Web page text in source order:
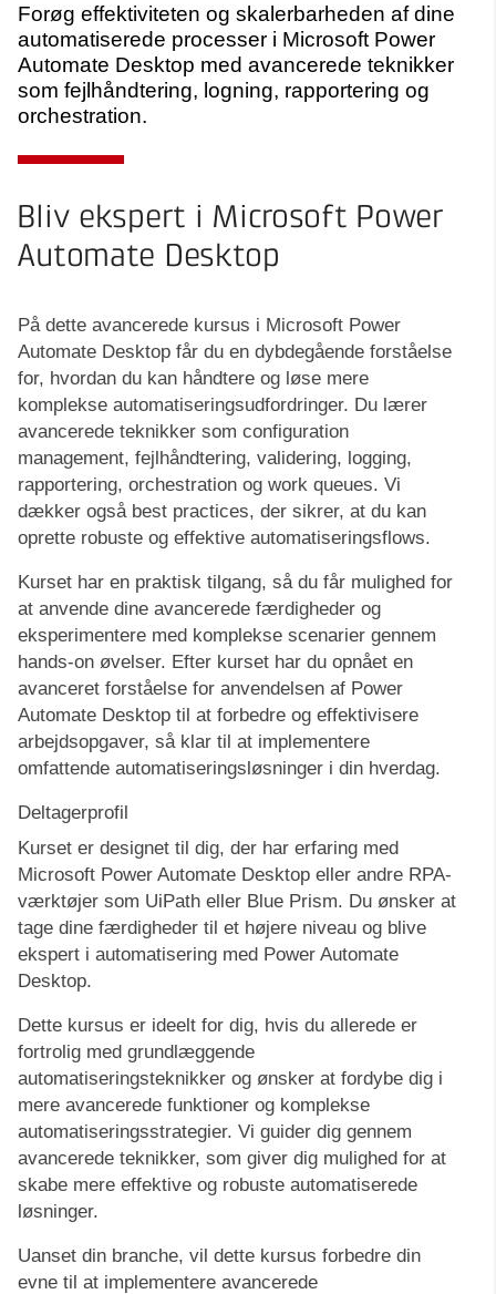
Forøg effektiviteten og skalerbarheden af dine
automatiserede processer i Microsoft Power
Automate Desktop med avancerede teknikker
som fejlhåndtering, logning, rapportering og
orchestration.
Bliv ekspert i Microsoft Power
Automate Desktop
På dette avancerede kursus i Microsoft Power
Automate Desktop får du en dybdegående forståelse
for, hvordan du kan håndtere og løse mere
komplekse automatiseringsudfordringer. Du lærer
avancerede teknikker som configuration
management, fejlhåndtering, validering, logging,
rapportering, orchestration og work queues. Vi
dækker også best practices, der sikrer, at du kan
oprette robuste og effektive automatiseringsflows.
Kurset har en praktisk tilgang, så du får mulighed for
at anvende dine avancerede færdigheder og
eksperimentere med komplekse scenarier gennem
hands-on øvelser. Efter kurset har du opnået en
avanceret forståelse for anvendelsen af Power
Automate Desktop til at forbedre og effektivisere
arbejdsopgaver, så klar til at implementere
omfattende automatiseringsløsninger i din hverdag.
Deltagerprofil
Kurset er designet til dig, der har erfaring med
Microsoft Power Automate Desktop eller andre RPA-
værktøjer som UiPath eller Blue Prism. Du ønsker at
tage dine færdigheder til et højere niveau og blive
ekspert i automatisering med Power Automate
Desktop.
Dette kursus er ideelt for dig, hvis du allerede er
fortrolig med grundlæggende
automatiseringsteknikker og ønsker at fordybe dig i
mere avancerede funktioner og komplekse
automatiseringsstrategier. Vi guider dig gennem
avancerede teknikker, som giver dig mulighed for at
skabe mere effektive og robuste automatiserede
løsninger.
Uanset din branche, vil dette kursus forbedre din
evne til at implementere avancerede